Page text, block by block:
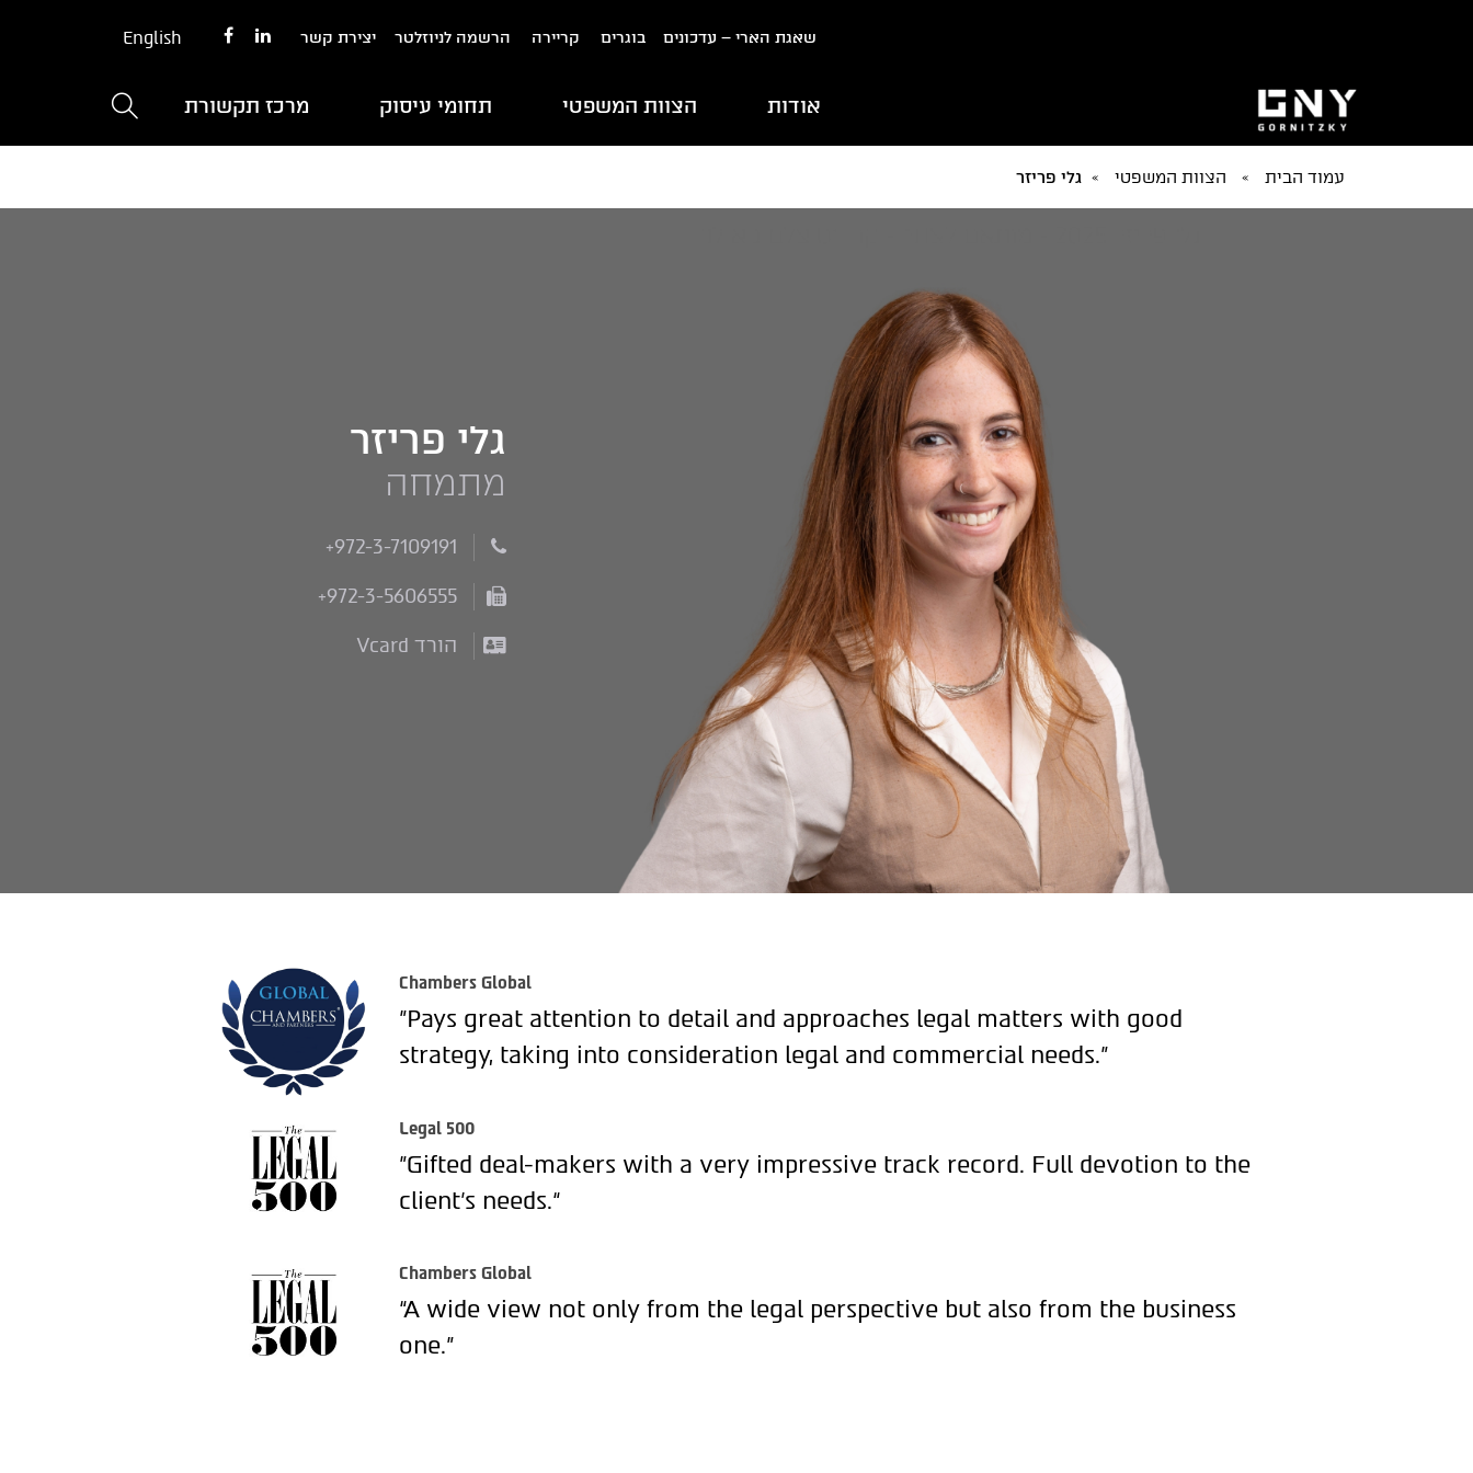
שאגת הארי – עדכונים בוגרים קריירה הרשמה לניוזלטר יצירת קשר English
אודות הצוות המשפטי תחומי עיסוק מרכז תקשורת
עמוד הבית » הצוות המשפטי » גלי פריזר
גלי פריזר
מתמחה
+972-3-7109191
+972-3-5606555
הורד Vcard
Chambers Global
"Pays great attention to detail and approaches legal matters with good
strategy, taking into consideration legal and commercial needs."
Legal 500
"Gifted deal-makers with a very impressive track record. Full devotion to the
client’s needs.“
Chambers Global
“A wide view not only from the legal perspective but also from the business
one.”